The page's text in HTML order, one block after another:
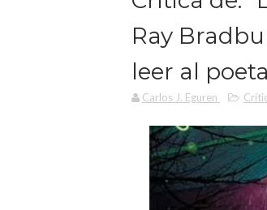
Ray
leer al
Carlos J. Eguren